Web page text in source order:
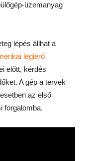
üzemanyag
lépés állhat a
légierő
előtt, kérdés
A gép a tervek
az első
forgalomba.